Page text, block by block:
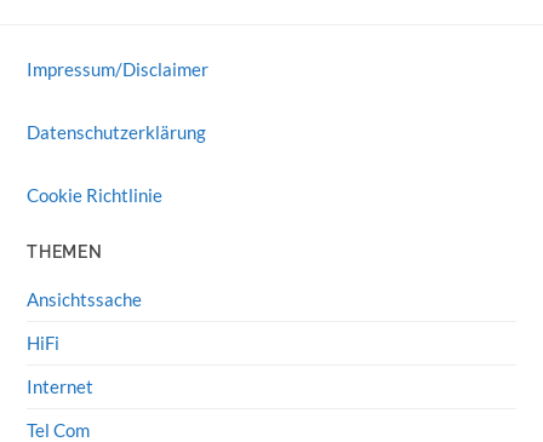
Impressum/Disclaimer
Datenschutzerklärung
Cookie Richtlinie
THEMEN
Ansichtssache
HiFi
Internet
Tel Com